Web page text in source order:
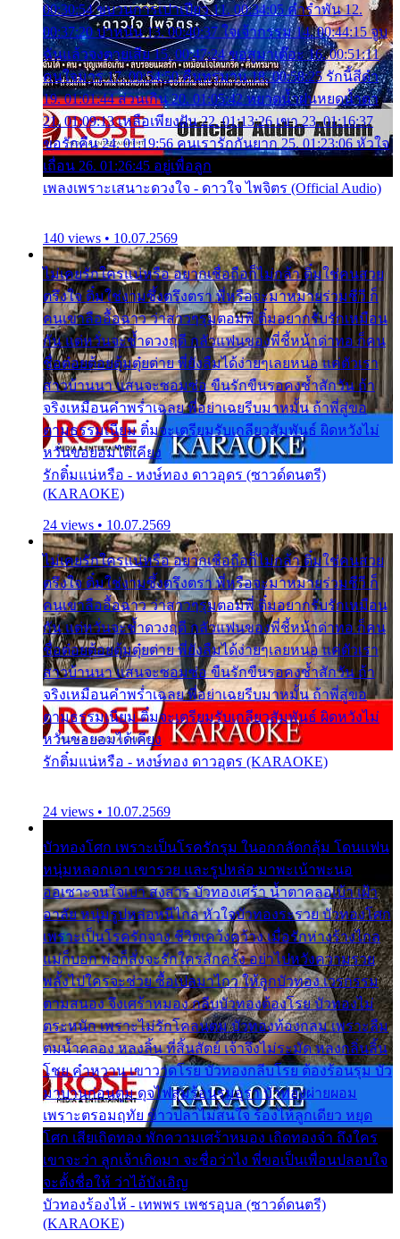
00:30:54 ขบวนการเปาเปียว 11. 00:34:05 คำรำพัน 12.
00:37:20 ปาหนัน 13. 00:40:37 ใจเจ้ากรรม 14. 00:44:15 จูบ
ฉันแล้วจงตายเสีย 15. 00:47:24 ขอสูมาเต๊อะ 16. 00:51:11
คนใจมาร 17. 00:54:50 คืนทรมาน 18. 00:58:25 รักนี้สีดำ
19. 01:01:44 ส่วนเกิน 20. 01:05:42 หยาดน้ำฝนหยดน้ำตา
21. 01:09:13 เหลือเพียงฝัน 22. 01:13:26 เขา 23. 01:16:37
ขอรักคืน 24. 01:19:56 คนเรารักกันยาก 25. 01:23:06 หัวใจ
เถื่อน 26. 01:26:45 อยู่เพื่อลูก
เพลงเพราะเสนาะดวงใจ - ดาวใจ ไพจิตร (Official Audio)
140 views • 10.07.2569
ไม่เคยรักใครแน่หรือ อยากเชื่อถือก็ไม่กล้า ติ๋มใช่คนสวย
ตรึงใจ ติ๋มใช่งามซึ้งตรึงตรา พี่หรือจะมาหมายร่วมชีวี ก็
คนเขาลืออื้อฉาว ว่าสาวๆรุมตอมพี่ ติ๋มอยากรับรักเหมือน
กัน แต่หวั่นจะช้ำดวงฤดี กลัวแฟนของพี่ชี้หน้าด่าทอ ก็คน
ชื่อต๋อยต้อยตุ้มตุ๋ยต่าย พี่ยังลืมได้ง่ายๆเลยหนอ แค่ตัวเรา
สาวบ้านนา แสนจะซอมซ่อ ขืนรักขืนรอคงช้ำสักวัน ถ้า
จริงเหมือนคำพร่ำเฉลย พี่อย่าเฉยรีบมาหมั้น ถ้าพี่สู่ขอ
ตามธรรมเนียม ติ๋มจะเตรียมรับเกลียวสัมพันธ์ ผิดหวังไม่
หวั่นขอยอมได้เคียง
รักติ๋มแน่หรือ - หงษ์ทอง ดาวอุดร (ซาวด์ดนตรี)
(KARAOKE)
24 views • 10.07.2569
ไม่เคยรักใครแน่หรือ อยากเชื่อถือก็ไม่กล้า ติ๋มใช่คนสวย
ตรึงใจ ติ๋มใช่งามซึ้งตรึงตรา พี่หรือจะมาหมายร่วมชีวี ก็
คนเขาลืออื้อฉาว ว่าสาวๆรุมตอมพี่ ติ๋มอยากรับรักเหมือน
กัน แต่หวั่นจะช้ำดวงฤดี กลัวแฟนของพี่ชี้หน้าด่าทอ ก็คน
ชื่อต๋อยต้อยตุ้มตุ๋ยต่าย พี่ยังลืมได้ง่ายๆเลยหนอ แค่ตัวเรา
สาวบ้านนา แสนจะซอมซ่อ ขืนรักขืนรอคงช้ำสักวัน ถ้า
จริงเหมือนคำพร่ำเฉลย พี่อย่าเฉยรีบมาหมั้น ถ้าพี่สู่ขอ
ตามธรรมเนียม ติ๋มจะเตรียมรับเกลียวสัมพันธ์ ผิดหวังไม่
หวั่นขอยอมได้เคียง
รักติ๋มแน่หรือ - หงษ์ทอง ดาวอุดร (KARAOKE)
24 views • 10.07.2569
บัวทองโศก เพราะเป็นโรครักรุม ในอกกลัดกลุ้ม โดนแฟน
หนุ่มหลอกเอา เขารวย และรูปหล่อ มาพะเน้าพะนอ
ออเซาะจนใจเบา สงสาร บัวทองเศร้า น้ำตาคลอเบ้า เฝ้า
อาลัย หนุ่มรูปหล่อหนีไกล หัวใจบัวทองระรวย บัวทองโศก
เพราะเป็นโรครักจาง ชีวิตเคว้งคว้าง เมื่อรักห่างร้างไกล
แม่ก็บอก พ่อก็สั่งจะรักใครสักครั้ง อย่าไปหวังความรวย
พลั้งไปใครจะช่วย ซื้อเปลมาไกว ให้ลูกบัวทอง เวรกรรม
ตามสนอง จึงเศร้าหมอง กลีบบัวทองต้องโรย บัวทองไม่
ตระหนัก เพราะไม่รักโคลนตม บัวทองท้องกลม เพราะลืม
ตมน้ำคลอง หลงลิ้น ที่สิ้นสัตย์ เจ้าจึงไม่ระมัด หลงกลิ่นลิ้น
โชย คำหวาน เขาวาดโรย บัวทองกลีบโรย ต้องร้อนรุม บัว
มาบานก่อนตูม ดุจไฟสุมร้อนรุมอุรา บัวทองผ่ายผอม
เพราะตรอมฤทัย ข้าวปลาไม่สนใจ ร้องไห้ลูกเดียว หยุด
โศก เสียเถิดทอง พักความเศร้าหมอง เถิดทองจ๋า ถึงใคร
เขาจะว่า ลูกเจ้าเกิดมา จะชื่อว่าไง พี่ขอเป็นเพื่อนปลอบใจ
จะตั้งชื่อให้ ว่าไอ้บังเอิญ
บัวทองร้องไห้ - เทพพร เพชรอุบล (ซาวด์ดนตรี)
(KARAOKE)